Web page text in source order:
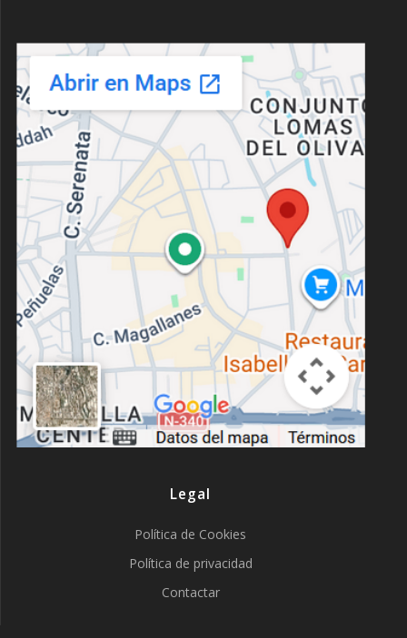
Legal
Política de Cookies
Política de privacidad
Contactar